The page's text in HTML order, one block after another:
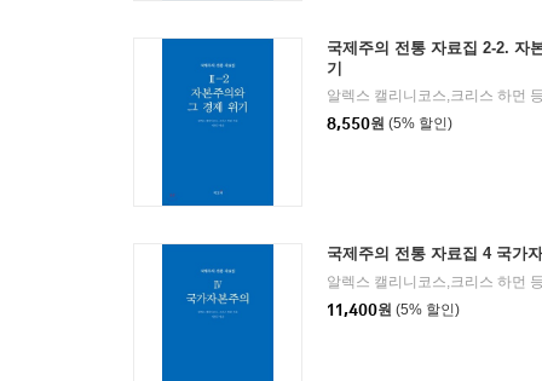
국제주의 전통 자료집 2-2. 자
기
알렉스 캘리니코스,크리스 하먼
8,550원 (5% 할인)
국제주의 전통 자료집 4 국가
알렉스 캘리니코스,크리스 하먼
11,400원 (5% 할인)